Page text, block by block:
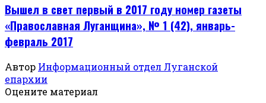
Вышел в свет первый в 2017 году номер газеты
«Православная Луганщина», № 1 (42), январь-
февраль 2017
Автор Информационный отдел Луганской
епархии
Оцените материал